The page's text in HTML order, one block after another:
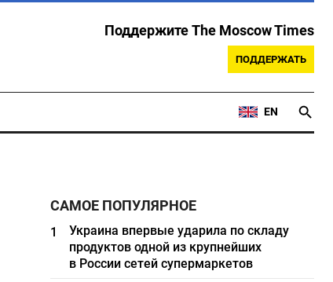
Поддержите The Moscow Times
ПОДДЕРЖАТЬ
EN
САМОЕ ПОПУЛЯРНОЕ
1
Украина впервые ударила по складу
продуктов одной из крупнейших
в России сетей супермаркетов